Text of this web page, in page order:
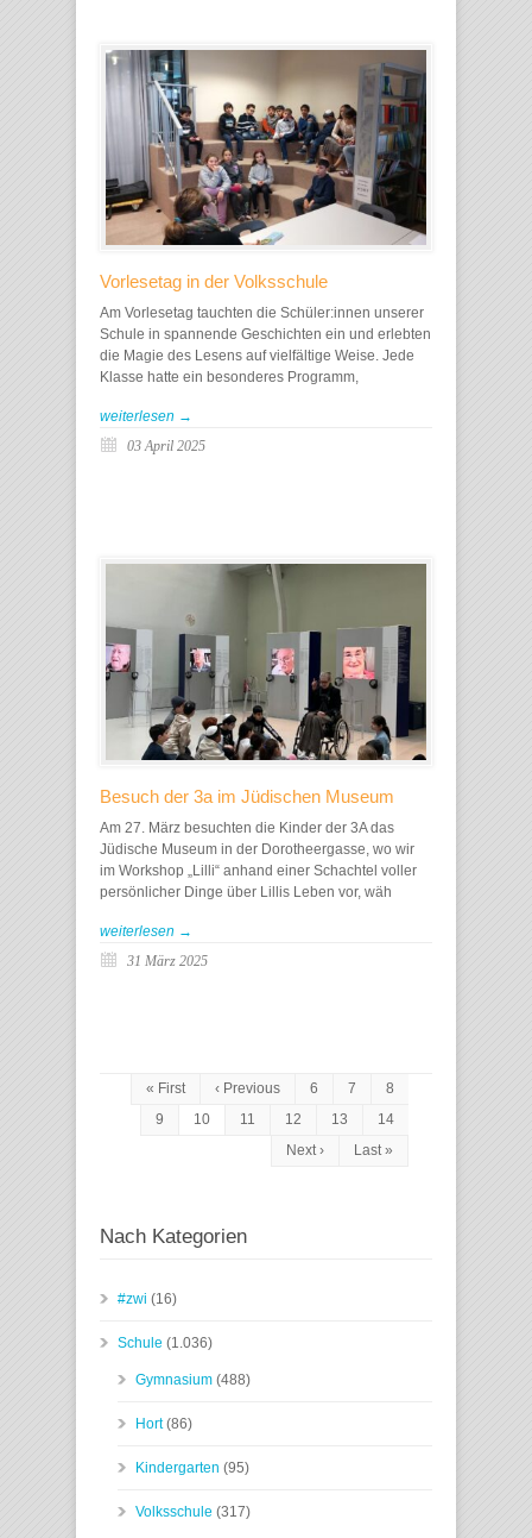
Vorlesetag in der Volksschule
Am Vorlesetag tauchten die Schüler:innen unserer
Schule in spannende Geschichten ein und erlebten
die Magie des Lesens auf vielfältige Weise. Jede
Klasse hatte ein besonderes Programm,
weiterlesen →
03 April 2025
Besuch der 3a im Jüdischen Museum
Am 27. März besuchten die Kinder der 3A das
Jüdische Museum in der Dorotheergasse, wo wir
im Workshop „Lilli“ anhand einer Schachtel voller
persönlicher Dinge über Lillis Leben vor, wäh
weiterlesen →
31 März 2025
« First ‹ Previous 6 7
8
9
10 11 12 13
14
Next ›
Last »
Nach Kategorien
#zwi (16)
Schule (1.036)
Gymnasium (488)
Hort(86)
Kindergarten (95)
Volksschule (317)